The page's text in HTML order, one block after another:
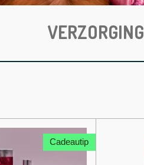
VERZORGING
Cadeautip